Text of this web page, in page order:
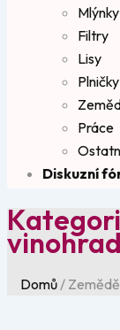
Mlýnky
Filtry
Lisy
Práce
Diskuzní
Domů /